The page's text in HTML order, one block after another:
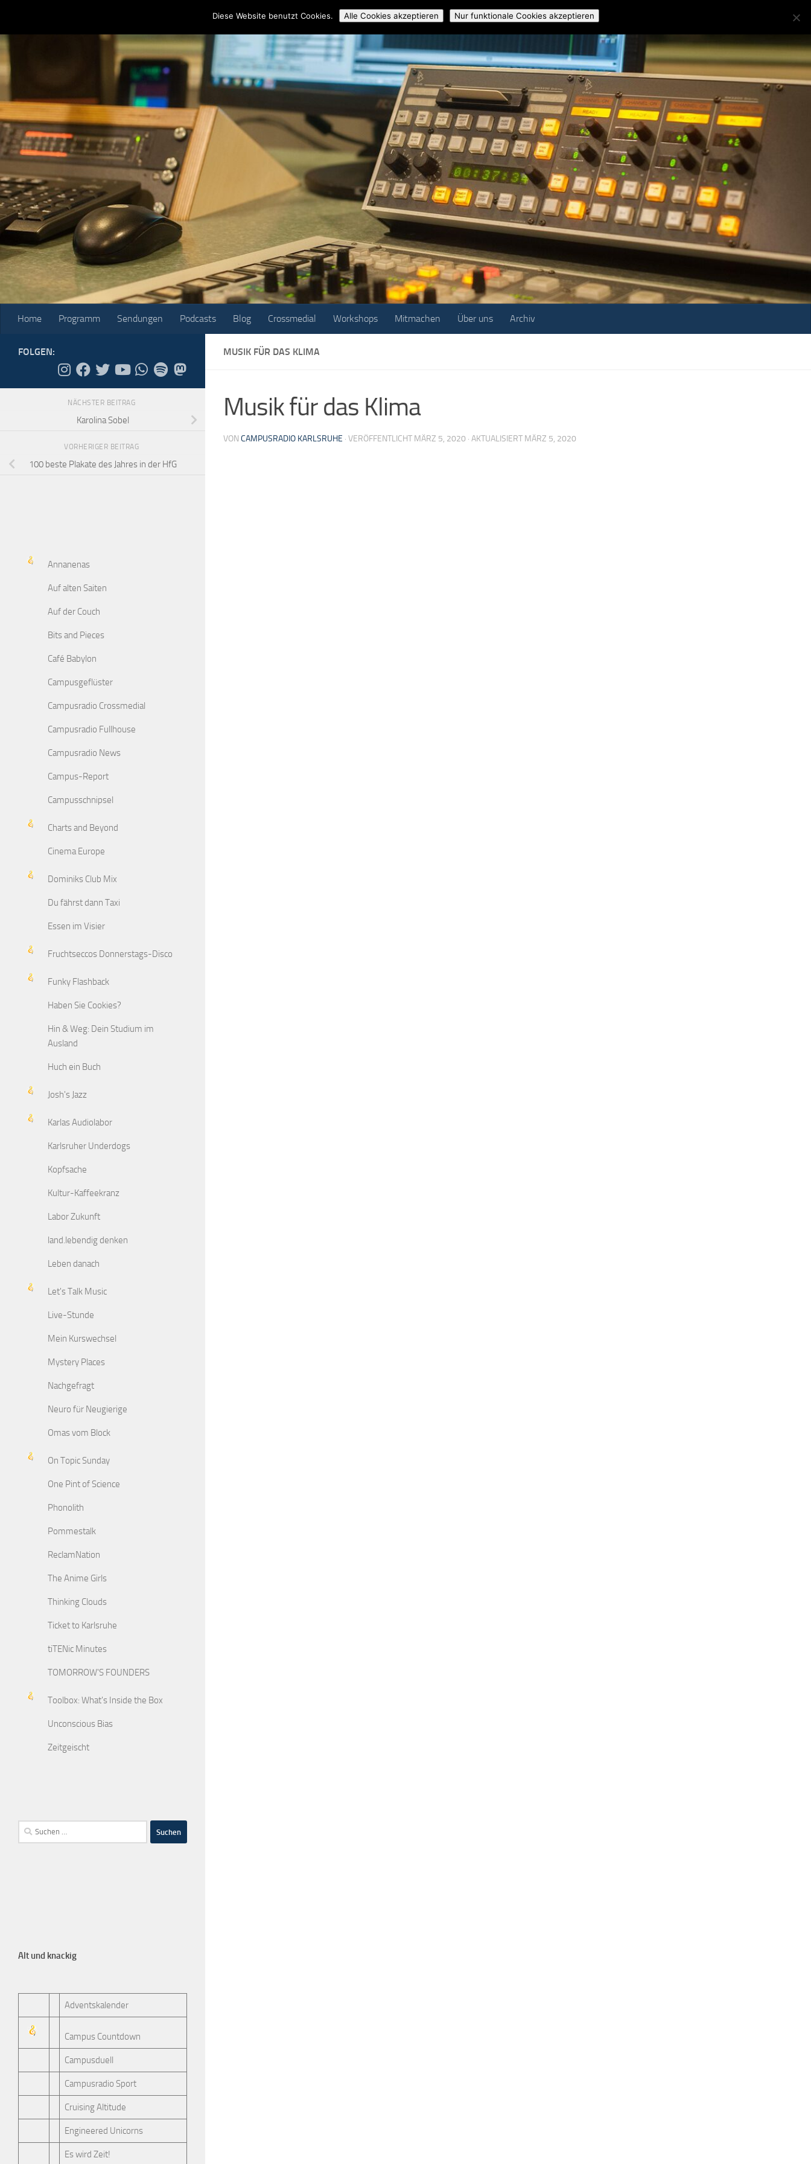
Blog Crossmedial Workshops Mitmachen Über uns Archiv
Home Programm Sendungen Podcasts Blog Crossmedial Workshops Mitmachen Über uns Archiv
MUSIK FÜR DAS KLIMA
Musik für das Klima
VON CAMPUSRADIO KARLSRUHE · VERÖFFENTLICHT MÄRZ 5, 2020 · AKTUALISIERT MÄRZ 5, 2020
FOLGEN:
NÄCHSTER BEITRAG
Karolina Sobel
VORHERIGER BEITRAG
100 beste Plakate des Jahres in der HfG
Annanenas
Auf alten Saiten
Auf der Couch
Bits and Pieces
Café Babylon
Campusgeflüster
Campusradio Crossmedial
Campusradio Fullhouse
Campusradio News
Campus-Report
Campusschnipsel
Charts and Beyond
Cinema Europe
Dominiks Club Mix
Du fährst dann Taxi
Essen im Visier
Fruchtseccos Donnerstags-Disco
Funky Flashback
Haben Sie Cookies?
Hin & Weg: Dein Studium im
Ausland
Huch ein Buch
Josh's Jazz
Karlas Audiolabor
Karlsruher Underdogs
Kopfsache
Kultur-Kaffeekranz
Labor Zukunft
land.lebendig denken
Leben danach
Let's Talk Music
Live-Stunde
Mein Kurswechsel
Mystery Places
Nachgefragt
Neuro für Neugierige
Omas vom Block
On Topic Sunday
One Pint of Science
Phonolith
Pommestalk
ReclamNation
The Anime Girls
Thinking Clouds
Ticket to Karlsruhe
tiTENic Minutes
TOMORROW'S FOUNDERS
Toolbox: What's Inside the Box
Unconscious Bias
Zeitgeischt
Alt und knackig
Adventskalender
Campus Countdown
Campusduell
Campusradio Sport
Cruising Altitude
Engineered Unicorns
Es wird Zeit!
Diese Website benutzt Cookies. Alle Cookies akzeptieren Nur funktionale Cookies akzeptieren